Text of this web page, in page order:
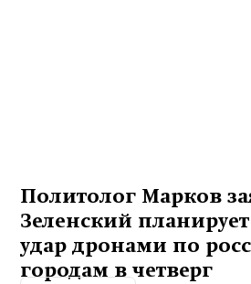
Политолог Марков
Зеленский
удар дронами по
городам в четверг